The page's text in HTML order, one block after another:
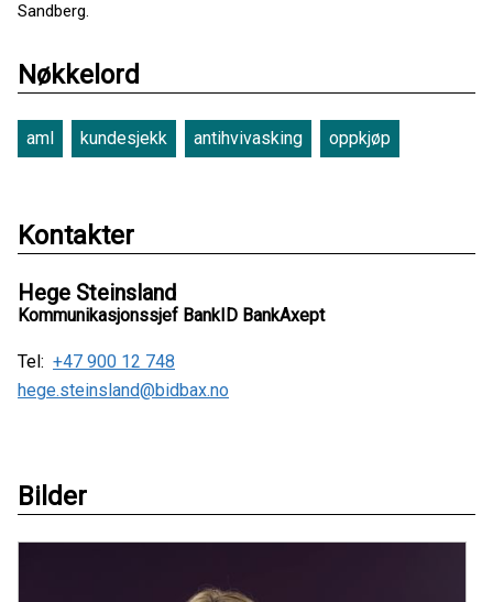
Sandberg.
Nøkkelord
aml kundesjekk antihvivasking oppkjøp
Kontakter
Hege Steinsland
Kommunikasjonssjef BankID BankAxept
Tel: +47 900 12 748
hege.steinsland@bidbax.no
Bilder